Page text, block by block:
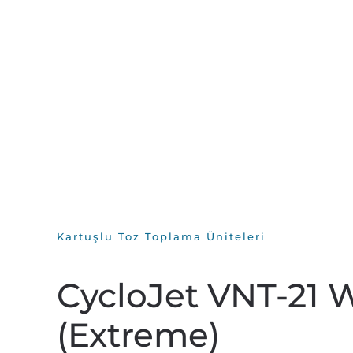
Kartuşlu Toz Toplama Üniteleri
CycloJet VNT-21
(Extreme)